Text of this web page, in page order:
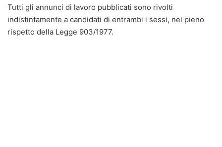
Tutti gli annunci di lavoro pubblicati sono rivolti
indistintamente a candidati di entrambi i sessi, nel pieno
rispetto della Legge 903/1977.